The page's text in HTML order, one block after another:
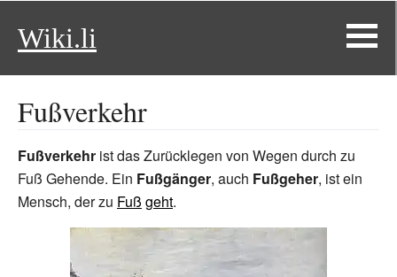
Wiki.li
Fußverkehr
Fußverkehr ist das Zurücklegen von Wegen durch zu
Fuß Gehende. Ein Fußgänger, auch Fußgeher, ist ein
Mensch, der zu Fuß geht.